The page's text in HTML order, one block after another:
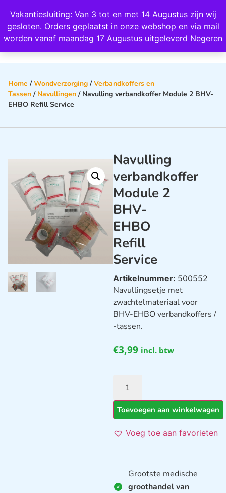
Vakantiesluiting: Van 3 tot en met 14 Augustus zijn wij
gesloten. Orders geplaatst in onze webshop en via mail
worden vanaf maandag 17 Augustus uitgeleverd Negeren
Wij scoren een 4,8 op Google
Home /Wondverzorging /Verbandkoffers en
Tassen / Navullingen / Navulling verbandkoffer Module 2 BHV-
EHBO Refill Service
Navulling
verbandkoffer
Module 2
BHV-
EHBO
Refill
Service
Artikelnummer: 500552
Navullingsetje met
zwachtelmateriaal voor
BHV-EHBO verbandkoffers /
-tassen.
€3,99 incl. btw
Toevoegen aan winkelwagen
Voeg toe aan favorieten
Grootste medische
groothandel van